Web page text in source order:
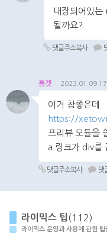
내장되어있는
될까요?
댓글주소복사
톰캣 2023.01.09
이거 참좋은데
https://
프리뷰 모듈을
a 링크가 div를
댓글주소복사 댓
라이믹스 팁 (112)
라이믹스 운영과 사용에 관한 팁